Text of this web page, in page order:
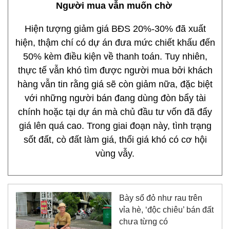
Người mua vẫn muốn chờ
Hiện tượng giảm giá BĐS 20%-30% đã xuất
hiện, thậm chí có dự án đưa mức chiết khấu đến
50% kèm điều kiện về thanh toán. Tuy nhiên,
thực tế vẫn khó tìm được người mua bởi khách
hàng vẫn tin rằng giá sẽ còn giảm nữa, đặc biệt
với những người bán đang dùng đòn bẩy tài
chính hoặc tại dự án mà chủ đầu tư vốn đã đẩy
giá lên quá cao. Trong giai đoạn này, tình trạng
sốt đất, cò đất làm giá, thổi giá khó có cơ hội
vùng vẫy.
Bày sổ đỏ như rau trên
vỉa hè, ‘độc chiêu’ bán đất
chưa từng có